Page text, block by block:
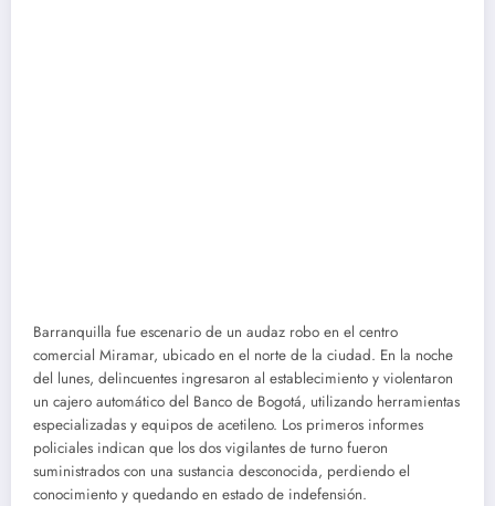
Barranquilla fue escenario de un audaz robo en el centro
comercial Miramar, ubicado en el norte de la ciudad. En la noche
del lunes, delincuentes ingresaron al establecimiento y violentaron
un cajero automático del Banco de Bogotá, utilizando herramientas
especializadas y equipos de acetileno. Los primeros informes
policiales indican que los dos vigilantes de turno fueron
suministrados con una sustancia desconocida, perdiendo el
conocimiento y quedando en estado de indefensión.